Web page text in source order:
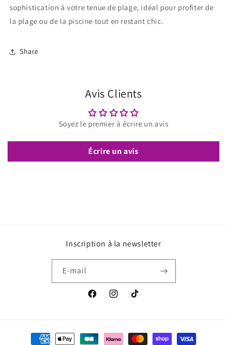
sophistication à votre tenue de plage, idéal pour profiter de
la plage ou de la piscine tout en restant chic.
Share
Avis Clients
Soyez le premier à écrire un avis
Écrire un avis
Inscription à la newsletter
E-mail
FacebookInstagramTikTok
Moyens